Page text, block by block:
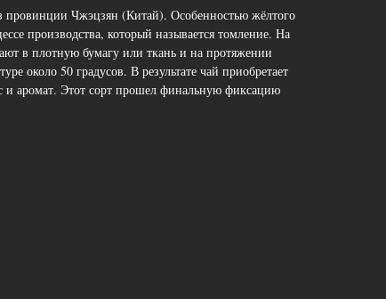
провинции Чжэцзян (Китай). Особенностью жёлтого
производства, который называется томление. На
в плотную бумагу или ткань и на протяжении
около 50 градусов. В результате чай приобретает
и аромат. Этот сорт прошел финальную фиксацию